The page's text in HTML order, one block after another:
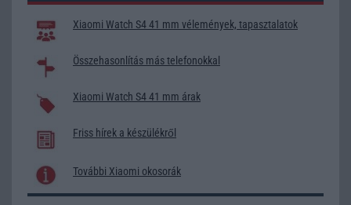
Xiaomi Watch S4 41 mm vélemények, tapasztalatok
Összehasonlítás más telefonokkal
Xiaomi Watch S4 41 mm árak
Friss hírek a készülékről
További Xiaomi okosorák